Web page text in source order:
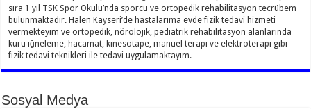
sıra 1 yıl TSK Spor Okulu’nda sporcu ve ortopedik rehabilitasyon tecrübem
bulunmaktadır. Halen Kayseri’de hastalarıma evde fizik tedavi hizmeti
vermekteyim ve ortopedik, nörolojik, pediatrik rehabilitasyon alanlarında
kuru iğneleme, hacamat, kinesotape, manuel terapi ve elektroterapi gibi
fizik tedavi teknikleri ile tedavi uygulamaktayım.
Sosyal Medya